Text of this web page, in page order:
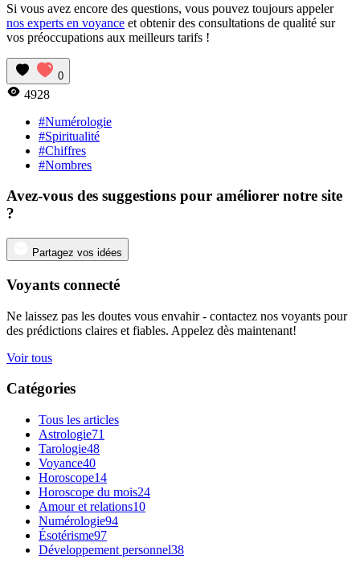
Si vous avez encore des questions, vous pouvez toujours appeler
nos experts en voyance et obtenir des consultations de qualité sur
vos préoccupations aux meilleurs tarifs !
0
4928
#Numérologie
#Spiritualité
#Chiffres
#Nombres
Avez-vous des suggestions pour améliorer notre site
?
Partagez vos idées
Voyants connecté
Ne laissez pas les doutes vous envahir - contactez nos voyants pour
des prédictions claires et fiables. Appelez dès maintenant!
Voir tous
Catégories
Tous les articles
Astrologie71
Tarologie48
Voyance40
Horoscope14
Horoscope du mois24
Amour et relations10
Numérologie94
Ésotérisme97
Développement personnel38